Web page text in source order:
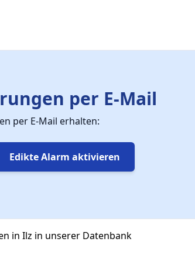
per E-Mail
per E-Mail erhalten:
Edikte Alarm aktivieren
in Ilz in unserer Datenbank